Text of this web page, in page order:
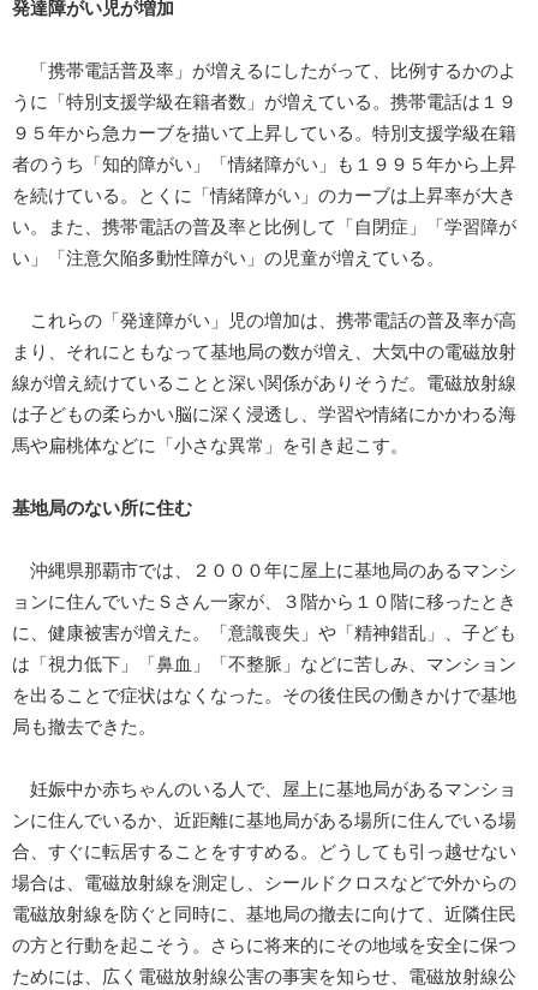
発達障がい児が増加
「携帯電話普及率」が増えるにしたがって、比例するかのよ
うに「特別支援学級在籍者数」が増えている。携帯電話は１９
９５年から急カーブを描いて上昇している。特別支援学級在籍
者のうち「知的障がい」「情緒障がい」も１９９５年から上昇
を続けている。とくに「情緒障がい」のカーブは上昇率が大き
い。また、携帯電話の普及率と比例して「自閉症」「学習障が
い」「注意欠陥多動性障がい」の児童が増えている。
これらの「発達障がい」児の増加は、携帯電話の普及率が高
まり、それにともなって基地局の数が増え、大気中の電磁放射
線が増え続けていることと深い関係がありそうだ。電磁放射線
は子どもの柔らかい脳に深く浸透し、学習や情緒にかかわる海
馬や扁桃体などに「小さな異常」を引き起こす。
基地局のない所に住む
沖縄県那覇市では、２０００年に屋上に基地局のあるマンシ
ョンに住んでいたＳさん一家が、３階から１０階に移ったとき
に、健康被害が増えた。「意識喪失」や「精神錯乱」、子ども
は「視力低下」「鼻血」「不整脈」などに苦しみ、マンション
を出ることで症状はなくなった。その後住民の働きかけで基地
局も撤去できた。
妊娠中か赤ちゃんのいる人で、屋上に基地局があるマンショ
ンに住んでいるか、近距離に基地局がある場所に住んでいる場
合、すぐに転居することをすすめる。どうしても引っ越せない
場合は、電磁放射線を測定し、シールドクロスなどで外からの
電磁放射線を防ぐと同時に、基地局の撤去に向けて、近隣住民
の方と行動を起こそう。さらに将来的にその地域を安全に保つ
ためには、広く電磁放射線公害の事実を知らせ、電磁放射線公